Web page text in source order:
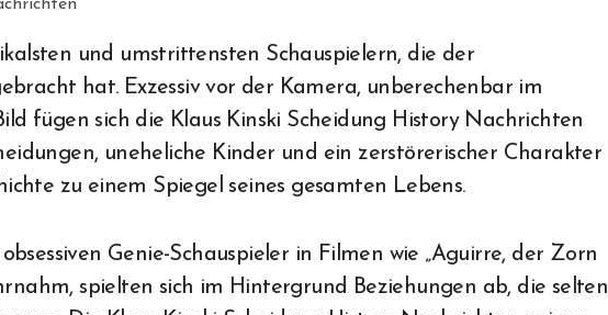
hat. Exzessiv vor der Kamera, unberechenbar im
fügen sich die Klaus Kinski Scheidung History Nachrichten
uneheliche Kinder und ein zerstörerischer Charakter
zu einem Spiegel seines gesamten Lebens.
Genie-Schauspieler in Filmen wie „Aguirre, der Zorn
spielten sich im Hintergrund Beziehungen ab, die selten